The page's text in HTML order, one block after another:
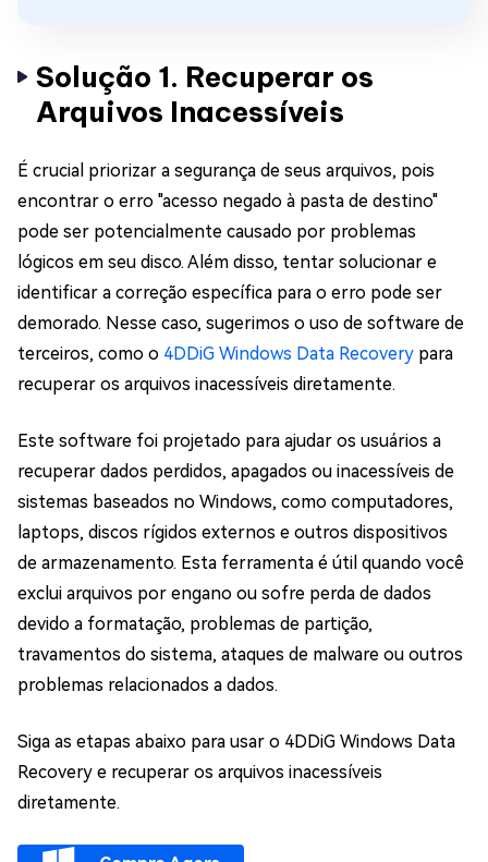
Solução 1. Recuperar os
Arquivos Inacessíveis
É crucial priorizar a segurança de seus arquivos, pois
encontrar o erro "acesso negado à pasta de destino"
pode ser potencialmente causado por problemas
lógicos em seu disco. Além disso, tentar solucionar e
identificar a correção específica para o erro pode ser
demorado. Nesse caso, sugerimos o uso de software de
terceiros, como o 4DDiG Windows Data Recovery para
recuperar os arquivos inacessíveis diretamente.
Este software foi projetado para ajudar os usuários a
recuperar dados perdidos, apagados ou inacessíveis de
sistemas baseados no Windows, como computadores,
laptops, discos rígidos externos e outros dispositivos
de armazenamento. Esta ferramenta é útil quando você
exclui arquivos por engano ou sofre perda de dados
devido a formatação, problemas de partição,
travamentos do sistema, ataques de malware ou outros
problemas relacionados a dados.
Siga as etapas abaixo para usar o 4DDiG Windows Data
Recovery e recuperar os arquivos inacessíveis
diretamente.